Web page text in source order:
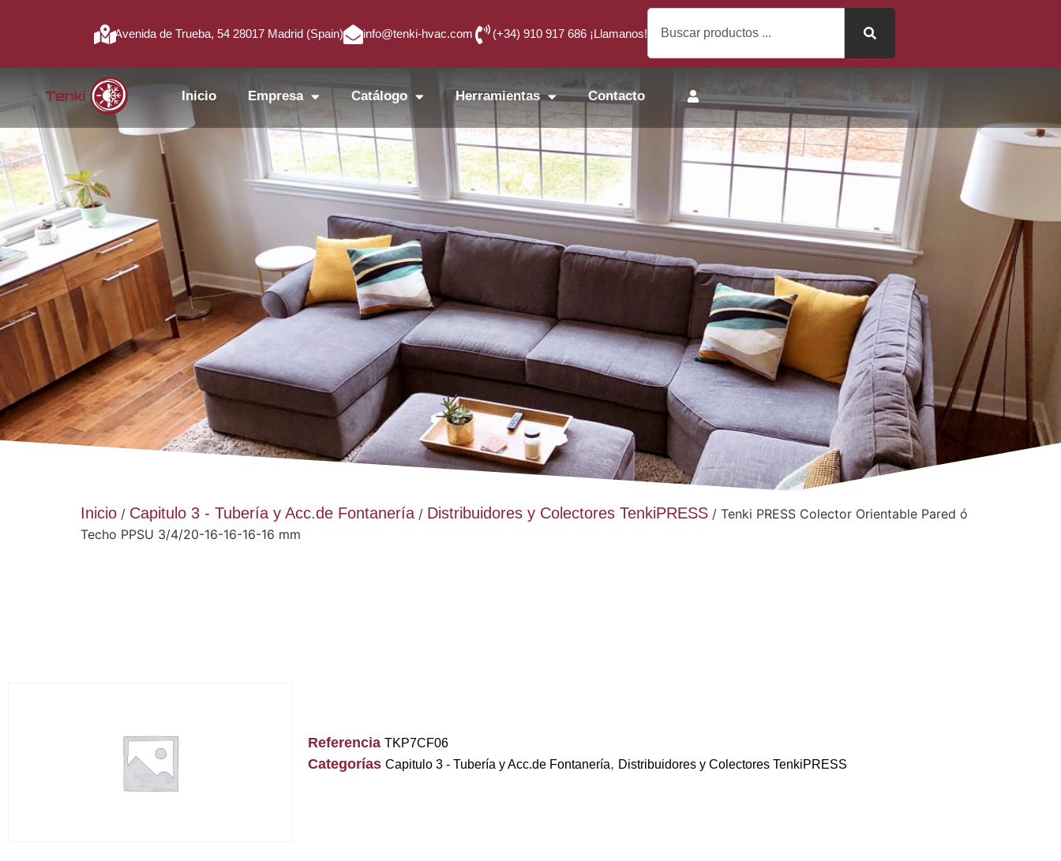
Avenida de Trueba, 54 28017 Madrid (Spain) info@tenki-hvac.com (+34) 910 917 686 ¡Llamanos!
Inicio Empresa Catálogo Herramientas Contacto
Inicio / Capitulo 3 - Tubería y Acc.de Fontanería/ Distribuidores y Colectores TenkiPRESS / Tenki PRESS Colector Orientable Pared ó
Techo PPSU 3/4/20-16-16-16-16 mm
Referencia TKP7CF06
Categorías Capitulo 3 - Tubería y Acc.de Fontanería, Distribuidores y Colectores TenkiPRESS